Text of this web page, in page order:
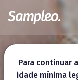
Para continuar
idade mínima